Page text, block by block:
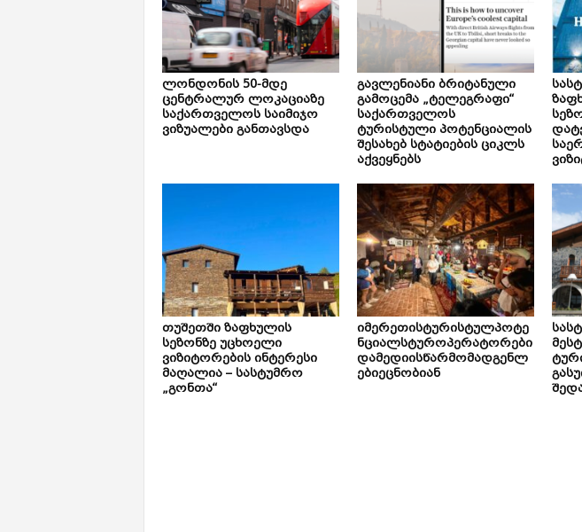
ლონდონის 50-მდე
ცენტრალურ ლოკაციაზე
საქართველოს საიმიჯო
ვიზუალები განთავსდა
გავლენიანი ბრიტანული
გამოცემა „ტელეგრაფი“
საქართველოს
ტურისტული პოტენციალის
შესახებ სტატიების ციკლს
აქვეყნებს
თუშეთში ზაფხულის
სეზონზე უცხოელი
ვიზიტორების ინტერესი
მაღალია – სასტუმრო
„გონთა“
იმერეთისტურისტულპოტე
ნციალსტუროპერატორები
დამედიისწარმომადგენლ
ებიეცნობიან